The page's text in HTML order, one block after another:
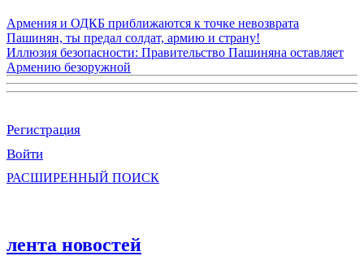
Армения и ОДКБ приближаются к точке невозврата
Пашинян, ты предал солдат, армию и страну!
Иллюзия безопасности: Правительство Пашиняна оставляет
Армению безоружной
Регистрация
Войти
РАСШИРЕННЫЙ ПОИСК
лента новостей